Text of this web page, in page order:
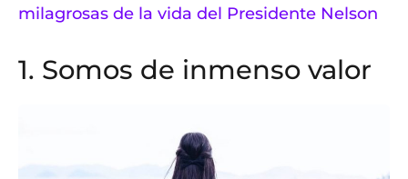
milagrosas de la vida del Presidente Nelson
1. Somos de inmenso valor